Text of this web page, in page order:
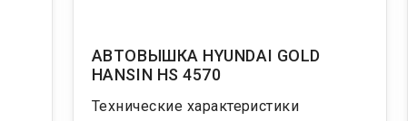
АВТОВЫШКА HYUNDAI GOLD
HANSIN HS 4570
Технические характеристики